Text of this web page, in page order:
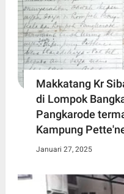
Makkatang Kr
di Lompok
Pangkarode
Kampung
Januari 27, 2025